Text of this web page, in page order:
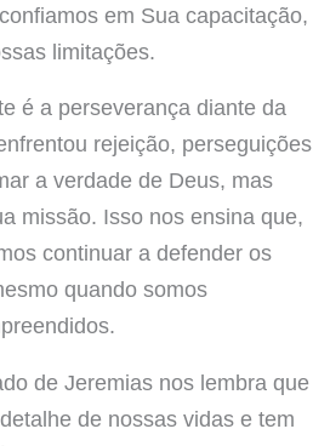
em Sua capacitação,
limitações.
é a perseverança diante da
rejeição, perseguições
a verdade de Deus, mas
missão. Isso nos ensina que,
continuar a defender os
quando somos
de Jeremias nos lembra que
de nossas vidas e tem